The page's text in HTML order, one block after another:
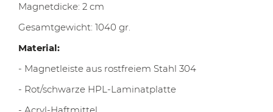
Magnetdicke: 2 cm
Gesamtgewicht: 1040 gr.
Material:
- Magnetleiste aus rostfreiem Stahl 304
- Rot/schwarze HPL-Laminatplatte